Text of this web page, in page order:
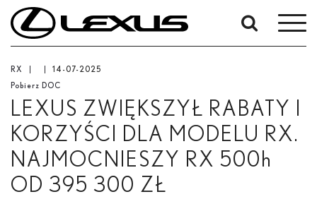
RX 14-07-2025
Pobierz DOC
LEXUS ZWIĘKSZYŁ RABATY I
KORZYŚCI DLA MODELU RX.
NAJMOCNIESZY RX 500 h
OD 395 300 ZŁ
High
res
High
res
High
res
High
res
High
res
High
res
Low
res
High
W
okresie
-
Do
Data rozpoczęcia
Zakończ